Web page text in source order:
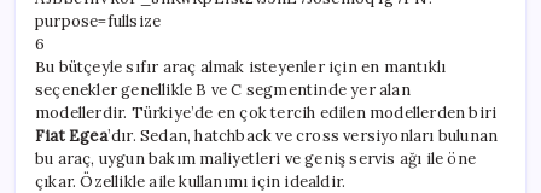
6
Bu bütçeyle sıfır araç almak isteyenler için en mantıklı
seçenekler genellikle B ve C segmentinde yer alan
modellerdir. Türkiye’de en çok tercih edilen modellerden biri
Fiat Egea’dır. Sedan, hatchback ve cross versiyonları bulunan
bu araç, uygun bakım maliyetleri ve geniş servis ağı ile öne
çıkar. Özellikle aile kullanımı için idealdir.